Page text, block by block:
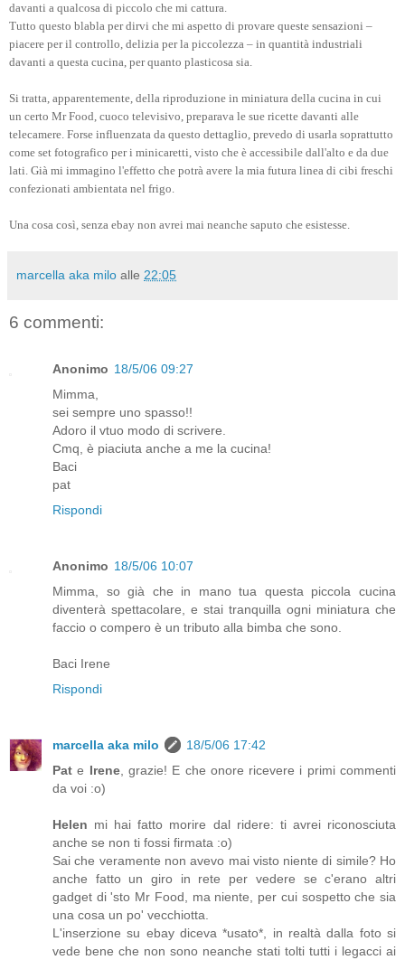
davanti a qualcosa di piccolo che mi cattura.
Tutto questo blabla per dirvi che mi aspetto di provare queste sensazioni –
piacere per il controllo, delizia per la piccolezza – in quantità industriali
davanti a questa cucina, per quanto plasticosa sia.
Si tratta, apparentemente, della riproduzione in miniatura della cucina in cui
un certo Mr Food, cuoco televisivo, preparava le sue ricette davanti alle
telecamere. Forse influenzata da questo dettaglio, prevedo di usarla soprattutto
come set fotografico per i minicaretti, visto che è accessibile dall'alto e da due
lati. Già mi immagino l'effetto che potrà avere la mia futura linea di cibi freschi
confezionati ambientata nel frigo.
Una cosa così, senza ebay non avrei mai neanche saputo che esistesse.
marcella aka milo alle 22:05
6 commenti:
Anonimo 18/5/06 09:27
Mimma,
sei sempre uno spasso!!
Adoro il vtuo modo di scrivere.
Cmq, è piaciuta anche a me la cucina!
Baci
pat
Rispondi
Anonimo 18/5/06 10:07
Mimma, so già che in mano tua questa piccola cucina
diventerà spettacolare, e stai tranquilla ogni miniatura che
faccio o compero è un tributo alla bimba che sono.
Baci Irene
Rispondi
marcella aka milo
18/5/06 17:42
Pat e Irene, grazie! E che onore ricevere i primi commenti
da voi :o)
Helen mi hai fatto morire dal ridere: ti avrei riconosciuta
anche se non ti fossi firmata :o)
Sai che veramente non avevo mai visto niente di simile? Ho
anche fatto un giro in rete per vedere se c'erano altri
gadget di 'sto Mr Food, ma niente, per cui sospetto che sia
una cosa un po' vecchiotta.
L'inserzione su ebay diceva *usato*, in realtà dalla foto si
vede bene che non sono neanche stati tolti tutti i legacci ai